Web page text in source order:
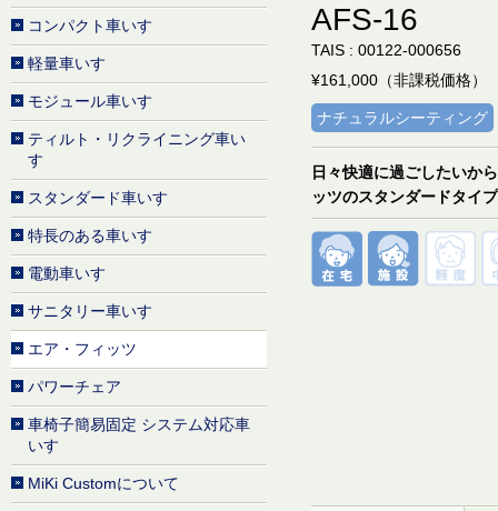
AFS-16
TAIS : 00122-000656
¥161,000（非課税価格）
ナチュラルシーティング
日々快適に過ごしたいか
ッツのスタンダードタイ
コンパクト車いす
軽量車いす
モジュール車いす
ティルト・リクライニング車い
す
スタンダード車いす
特長のある車いす
電動車いす
サニタリー車いす
エア・フィッツ
パワーチェア
車椅子簡易固定 システム対応車
いす
MiKi Customについて